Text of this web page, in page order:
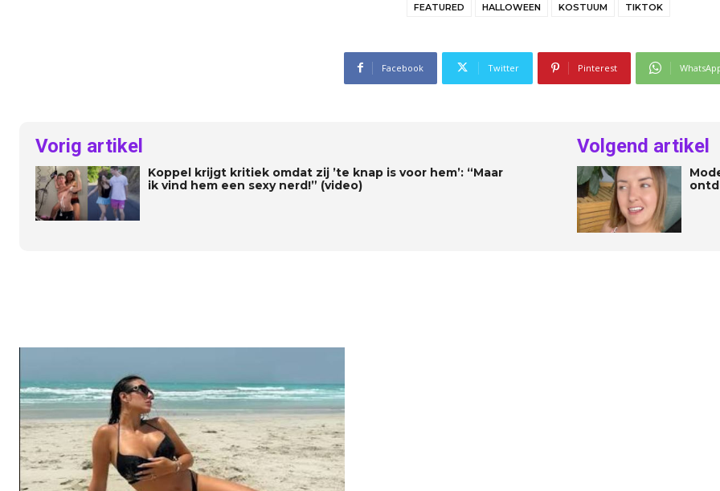
FEATURED HALLOWEEN KOSTUUM TIKTOK
Facebook Twitter Pinterest
Vorig artikel
Koppel krijgt kritiek omdat zij ’te knap is voor hem’: “Maar
ik vind hem een sexy nerd!” (video)
Volgend artikel